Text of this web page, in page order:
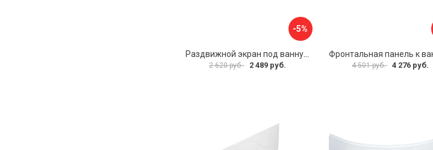
-5%
2 620 руб. 2 489 руб. 4 501 руб. 4 276 руб.